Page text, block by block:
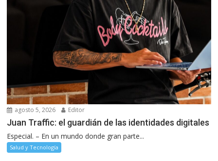
agosto 5, 2026 Editor
Juan Traffic: el guardián de las identidades digitales
Especial. – En un mundo donde gran parte...
Salud y Tecnología